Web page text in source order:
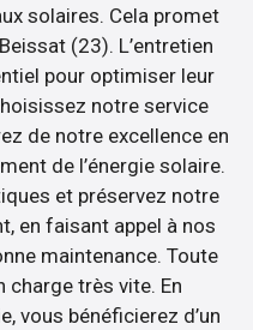
solaires. Cela promet
(23). L’entretien
pour optimiser leur
notre service
de notre excellence en
de l’énergie solaire.
et préservez notre
en faisant appel à nos
maintenance. Toute
charge très vite. En
vous bénéficierez d’un